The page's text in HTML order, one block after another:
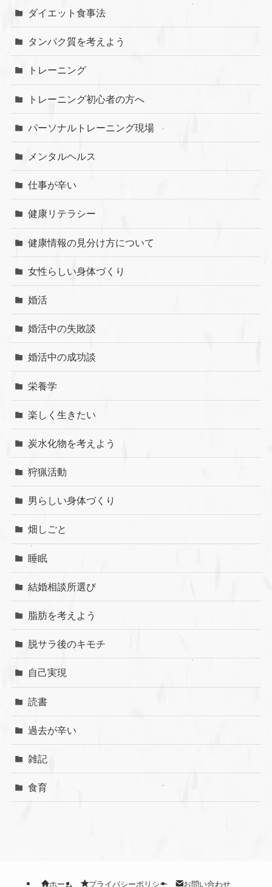
ダイエット食事法
タンパク質を考えよう
トレーニング
トレーニング初心者の方へ
パーソナルトレーニング現場
メンタルヘルス
仕事が辛い
健康リテラシー
健康情報の見分け方について
女性らしい身体づくり
婚活
婚活中の失敗談
婚活中の成功談
栄養学
楽しく生きたい
炭水化物を考えよう
狩猟活動
男らしい身体づくり
畑しごと
睡眠
結婚相談所選び
脂肪を考えよう
脱サラ後のキモチ
自己実現
読書
過去が辛い
雑記
食育
ホーム プライバシーポリシー お問い合わせ